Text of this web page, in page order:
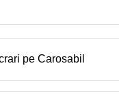
pe Carosabil